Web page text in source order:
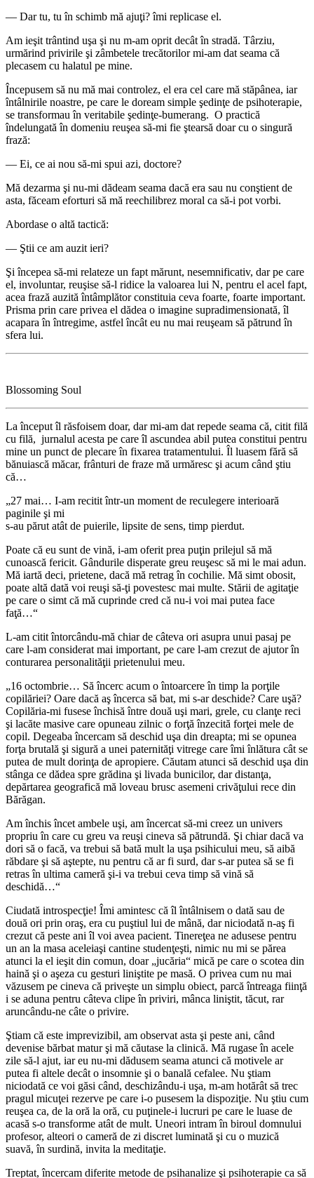
― Dar tu, tu în schimb mă ajuţi? îmi replicase el.
Am ieşit trântind uşa şi nu m-am oprit decât în stradă. Târziu,
urmărind privirile şi zâmbetele trecătorilor mi-am dat seama că
plecasem cu halatul pe mine.
Începusem să nu mă mai controlez, el era cel care mă stăpânea, iar
întâlnirile noastre, pe care le doream simple şedinţe de psihoterapie,
se transformau în veritabile şedinţe-bumerang. O practică
îndelungată în domeniu reuşea să-mi fie ştearsă doar cu o singură
frază:
― Ei, ce ai nou să-mi spui azi, doctore?
Mă dezarma şi nu-mi dădeam seama dacă era sau nu conştient de
asta, făceam eforturi să mă reechilibrez moral ca să-i pot vorbi.
Abordase o altă tactică:
― Ştii ce am auzit ieri?
Şi începea să-mi relateze un fapt mărunt, nesemnificativ, dar pe care
el, involuntar, reuşise să-l ridice la valoarea lui N, pentru el acel fapt,
acea frază auzită întâmplător constituia ceva foarte, foarte important.
Prisma prin care privea el dădea o imagine supradimensionată, îl
acapara în întregime, astfel încât eu nu mai reuşeam să pătrund în
sfera lui.
Blossoming Soul
La început îl răsfoisem doar, dar mi-am dat repede seama că, citit filă
cu filă, jurnalul acesta pe care îl ascundea abil putea constitui pentru
mine un punct de plecare în fixarea tratamentului. Îl luasem fără să
bănuiască măcar, frânturi de fraze mă urmăresc şi acum când ştiu
că…
„27 mai… I-am recitit într-un moment de reculegere interioară
paginile şi mi
s-au părut atât de puierile, lipsite de sens, timp pierdut.
Poate că eu sunt de vină, i-am oferit prea puţin prilejul să mă
cunoască fericit. Gândurile disperate greu reuşesc să mi le mai adun.
Mă iartă deci, prietene, dacă mă retrag în cochilie. Mă simt obosit,
poate altă dată voi reuşi să-ţi povestesc mai multe. Stării de agitaţie
pe care o simt că mă cuprinde cred că nu-i voi mai putea face
faţă…“
L-am citit întorcându-mă chiar de câteva ori asupra unui pasaj pe
care l-am considerat mai important, pe care l-am crezut de ajutor în
conturarea personalităţii prietenului meu.
„16 octombrie… Să încerc acum o întoarcere în timp la porţile
copilăriei? Oare dacă aş încerca să bat, mi s-ar deschide? Care uşă?
Copilăria-mi fusese închisă între două uşi mari, grele, cu clanţe reci
şi lacăte masive care opuneau zilnic o forţă înzecită forţei mele de
copil. Degeaba încercam să deschid uşa din dreapta; mi se opunea
forţa brutală şi sigură a unei paternităţi vitrege care îmi înlătura cât se
putea de mult dorinţa de apropiere. Căutam atunci să deschid uşa din
stânga ce dădea spre grădina şi livada bunicilor, dar distanţa,
depărtarea geografică mă loveau brusc asemeni crivăţului rece din
Bărăgan.
Am închis încet ambele uşi, am încercat să-mi creez un univers
propriu în care cu greu va reuşi cineva să pătrundă. Şi chiar dacă va
dori să o facă, va trebui să bată mult la uşa psihicului meu, să aibă
răbdare şi să aştepte, nu pentru că ar fi surd, dar s-ar putea să se fi
retras în ultima cameră şi-i va trebui ceva timp să vină să
deschidă…“
Ciudată introspecţie! Îmi amintesc că îl întâlnisem o dată sau de
două ori prin oraş, era cu puştiul lui de mână, dar niciodată n-aş fi
crezut că peste ani îl voi avea pacient. Tinereţea ne adusese pentru
un an la masa aceleiaşi cantine studenţeşti, nimic nu mi se părea
atunci la el ieşit din comun, doar „jucăria“ mică pe care o scotea din
haină şi o aşeza cu gesturi liniştite pe masă. O privea cum nu mai
văzusem pe cineva că priveşte un simplu obiect, parcă întreaga fiinţă
i se aduna pentru câteva clipe în priviri, mânca liniştit, tăcut, rar
aruncându-ne câte o privire.
Ştiam că este imprevizibil, am observat asta şi peste ani, când
devenise bărbat matur şi mă căutase la clinică. Mă rugase în acele
zile să-l ajut, iar eu nu-mi dădusem seama atunci că motivele ar
putea fi altele decât o insomnie şi o banală cefalee. Nu ştiam
niciodată ce voi găsi când, deschizându-i uşa, m-am hotărât să trec
pragul micuţei rezerve pe care i-o pusesem la dispoziţie. Nu ştiu cum
reuşea ca, de la oră la oră, cu puţinele-i lucruri pe care le luase de
acasă s-o transforme atât de mult. Uneori intram în biroul domnului
profesor, alteori o cameră de zi discret luminată şi cu o muzică
suavă, în surdină, invita la meditaţie.
Treptat, încercam diferite metode de psihanalize şi psihoterapie ca să